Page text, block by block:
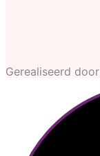
Gerealiseerd door